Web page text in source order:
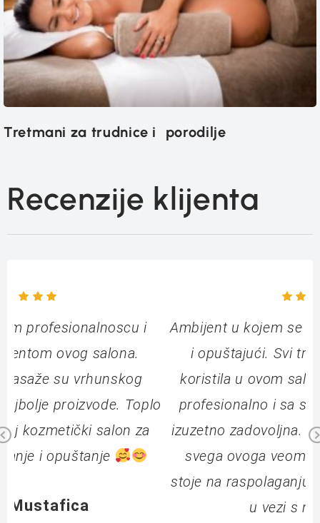
Tretmani za trudnice i porodilje
Recenzije klijenta
Previous
Ambijent u kojem se vrše tretmani je prijatan
i opuštajući. Svi tretmani lica koje sam
koristila u ovom salonu urađeni su visoko
profesionalno i sa svakim od njih sam bila
izuzetno zadovoljna. Osoblje salona je pored
svega ovoga veoma ljubazno i klijentima
stoje na raspolaganju za sva dodatna pitanja